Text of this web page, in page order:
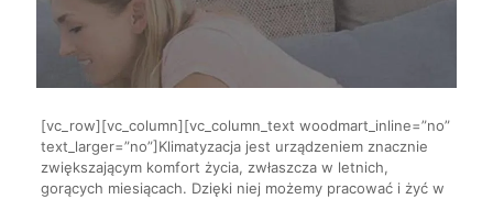
[vc_row][vc_column][vc_column_text woodmart_inline=”no”
text_larger=”no”]Klimatyzacja jest urządzeniem znacznie
zwiększającym komfort życia, zwłaszcza w letnich,
gorących miesiącach. Dzięki niej możemy pracować i żyć w